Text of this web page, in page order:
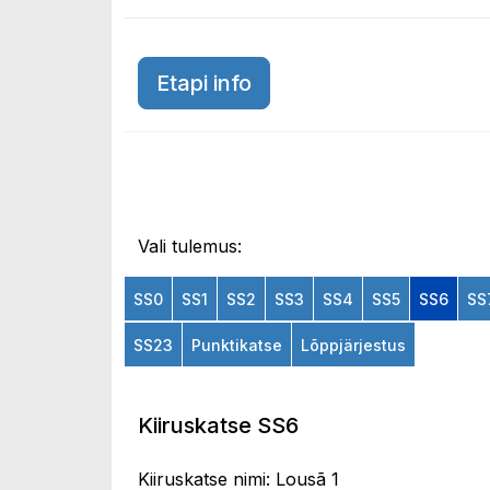
Etapi info
Vali tulemus:
SS0 SS1 SS2 SS3 SS4 SS5 SS6
SS23 Punktikatse Lõppjärjestus
Kiiruskatse SS6
Kiiruskatse nimi: Lousã 1